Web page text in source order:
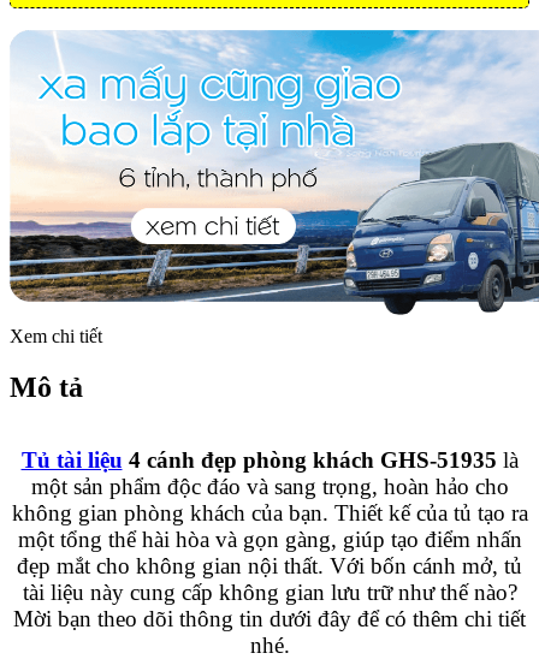
Xem chi tiết
Mô tả
Tủ tài liệu 4 cánh đẹp phòng khách GHS-51935 là
một sản phẩm độc đáo và sang trọng, hoàn hảo cho
không gian phòng khách của bạn. Thiết kế của tủ tạo ra
một tổng thể hài hòa và gọn gàng, giúp tạo điểm nhấn
đẹp mắt cho không gian nội thất. Với bốn cánh mở, tủ
tài liệu này cung cấp không gian lưu trữ như thế nào?
Mời bạn theo dõi thông tin dưới đây để có thêm chi tiết
nhé.